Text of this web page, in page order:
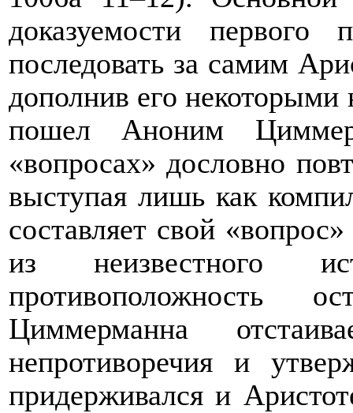
доказуемости
последовать за самим
дополнив его
пошел Аноним
«вопросах» дословно
выступая лишь как
составляет свой
из неизвестного
противоположность
Циммерманна
непротиворечия и
придерживался и